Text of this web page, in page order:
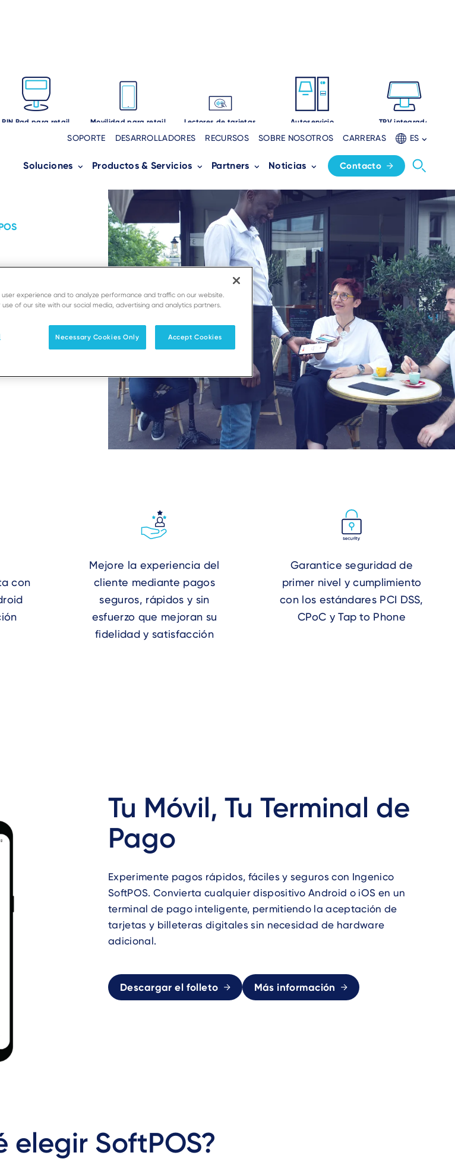
SOPORTE DESARROLLADORES RECURSOS SOBRE NOSOTROS CARRERAS ES
Soluciones Productos & Servicios Partners Noticias Contacto
PIN Pad para retail Movilidad para retail Lectores de tarjetas Autoservicio TPV integrado
to Pay
con
Mejore la experiencia del
cliente mediante pagos
seguros, rápidos y sin
esfuerzo que mejoran su
fidelidad y satisfacción
Garantice seguridad de
primer nivel y cumplimiento
con los estándares PCI DSS,
CPoC y Tap to Phone
Tu Móvil, Tu Terminal de
Pago
Experimente pagos rápidos, fáciles y seguros con Ingenico
SoftPOS. Convierta cualquier dispositivo Android o iOS en un
terminal de pago inteligente, permitiendo la aceptación de
tarjetas y billeteras digitales sin necesidad de hardware
adicional.
Descargar el folleto Más información
elegir SoftPOS?
user experience and to analyze performance and traffic on our website.
of our site with our social media, advertising and analytics partners.
Necessary Cookies Only Accept Cookies